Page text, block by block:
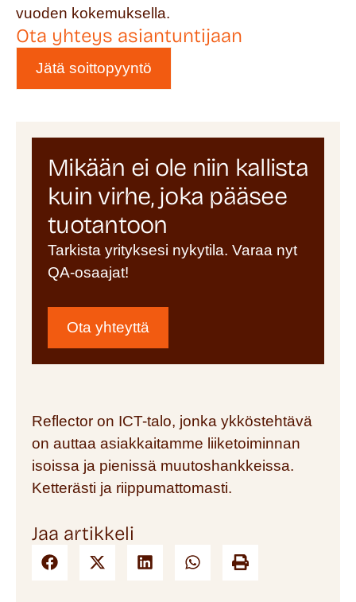
vuoden kokemuksella.
Ota yhteys asiantuntijaan
Jätä soittopyyntö
Mikään ei ole niin kallista
kuin virhe, joka pääsee
tuotantoon
Tarkista yrityksesi nykytila. Varaa nyt
QA-osaajat!
Ota yhteyttä
Reflector on ICT-talo, jonka ykköstehtävä
on auttaa asiakkaitamme liiketoiminnan
isoissa ja pienissä muutoshankkeissa.
Ketterästi ja riippumattomasti.
Jaa artikkeli